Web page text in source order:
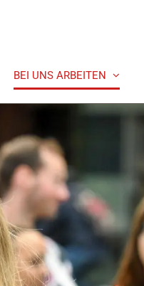
BEI UNS ARBEITEN